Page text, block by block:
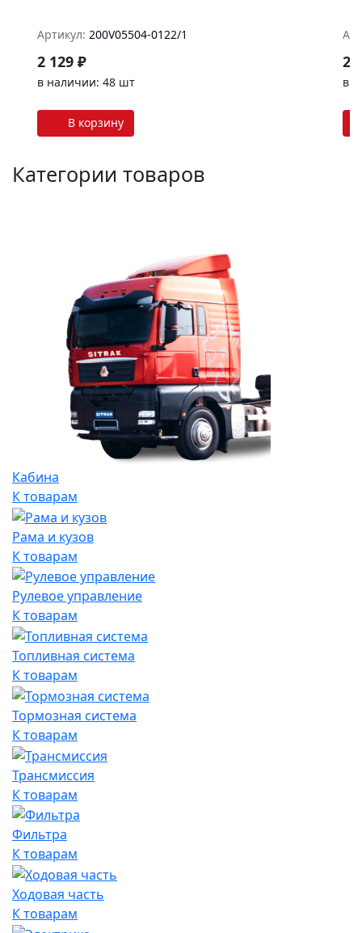
Артикул: 200V05504-0122/1
2 129 ₽
в наличии: 48 шт
В корзину
в
Категории товаров
Кабина
К товарам
Рама и кузов
К товарам
Рулевое управление
К товарам
Топливная система
К товарам
Тормозная система
К товарам
Трансмиссия
К товарам
Фильтра
К товарам
Ходовая часть
К товарам